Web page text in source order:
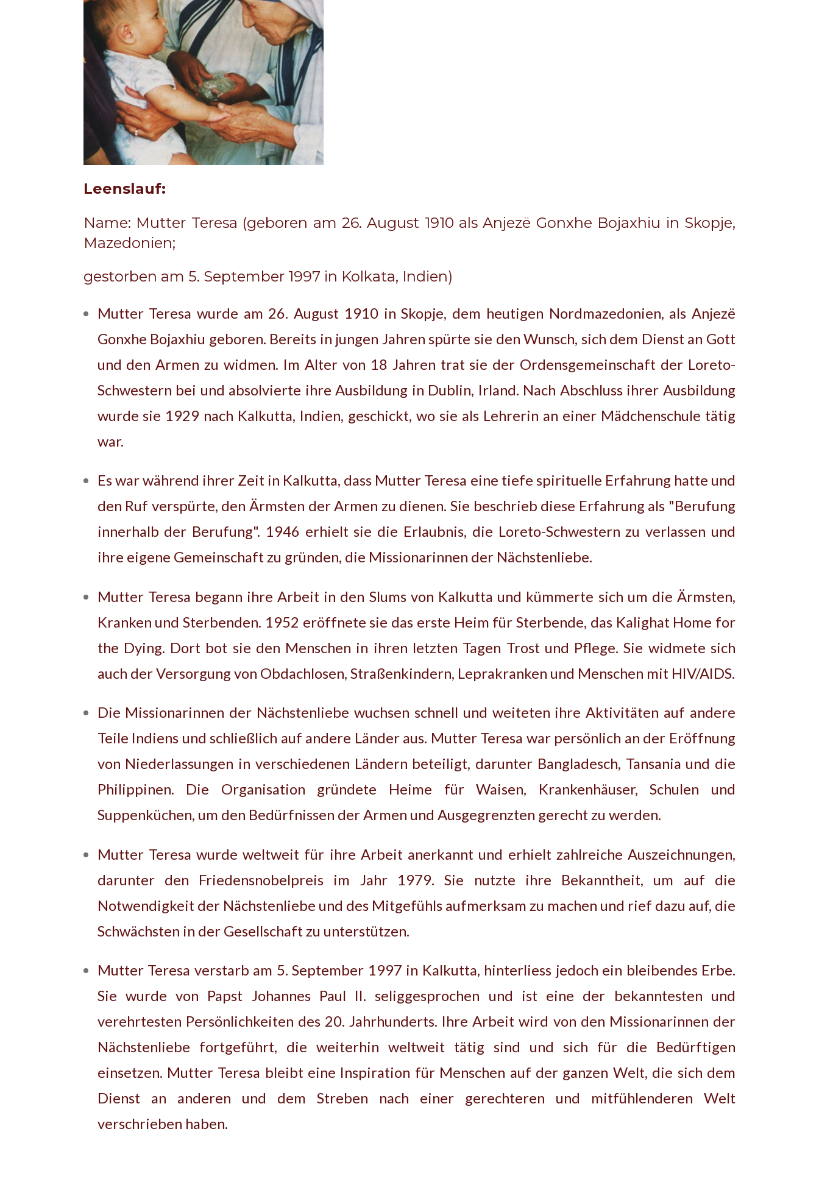
Leenslauf:
Name: Mutter Teresa (geboren am 26. August 1910 als Anjezë Gonxhe Bojaxhiu in Skopje,
Mazedonien;
gestorben am 5. September 1997 in Kolkata, Indien)
Mutter Teresa wurde am 26. August 1910 in Skopje, dem heutigen Nordmazedonien, als Anjezë
Gonxhe Bojaxhiu geboren. Bereits in jungen Jahren spürte sie den Wunsch, sich dem Dienst an Gott
und den Armen zu widmen. Im Alter von 18 Jahren trat sie der Ordensgemeinschaft der Loreto-
Schwestern bei und absolvierte ihre Ausbildung in Dublin, Irland. Nach Abschluss ihrer Ausbildung
wurde sie 1929 nach Kalkutta, Indien, geschickt, wo sie als Lehrerin an einer Mädchenschule tätig
war.
Es war während ihrer Zeit in Kalkutta, dass Mutter Teresa eine tiefe spirituelle Erfahrung hatte und
den Ruf verspürte, den Ärmsten der Armen zu dienen. Sie beschrieb diese Erfahrung als "Berufung
innerhalb der Berufung". 1946 erhielt sie die Erlaubnis, die Loreto-Schwestern zu verlassen und
ihre eigene Gemeinschaft zu gründen, die Missionarinnen der Nächstenliebe.
Mutter Teresa begann ihre Arbeit in den Slums von Kalkutta und kümmerte sich um die Ärmsten,
Kranken und Sterbenden. 1952 eröffnete sie das erste Heim für Sterbende, das Kalighat Home for
the Dying. Dort bot sie den Menschen in ihren letzten Tagen Trost und Pflege. Sie widmete sich
auch der Versorgung von Obdachlosen, Straßenkindern, Leprakranken und Menschen mit HIV/AIDS.
Die Missionarinnen der Nächstenliebe wuchsen schnell und weiteten ihre Aktivitäten auf andere
Teile Indiens und schließlich auf andere Länder aus. Mutter Teresa war persönlich an der Eröffnung
von Niederlassungen in verschiedenen Ländern beteiligt, darunter Bangladesch, Tansania und die
Philippinen. Die Organisation gründete Heime für Waisen, Krankenhäuser, Schulen und
Suppenküchen, um den Bedürfnissen der Armen und Ausgegrenzten gerecht zu werden.
Mutter Teresa wurde weltweit für ihre Arbeit anerkannt und erhielt zahlreiche Auszeichnungen,
darunter den Friedensnobelpreis im Jahr 1979. Sie nutzte ihre Bekanntheit, um auf die
Notwendigkeit der Nächstenliebe und des Mitgefühls aufmerksam zu machen und rief dazu auf, die
Schwächsten in der Gesellschaft zu unterstützen.
Mutter Teresa verstarb am 5. September 1997 in Kalkutta, hinterliess jedoch ein bleibendes Erbe.
Sie wurde von Papst Johannes Paul II. seliggesprochen und ist eine der bekanntesten und
verehrtesten Persönlichkeiten des 20. Jahrhunderts. Ihre Arbeit wird von den Missionarinnen der
Nächstenliebe fortgeführt, die weiterhin weltweit tätig sind und sich für die Bedürftigen
einsetzen. Mutter Teresa bleibt eine Inspiration für Menschen auf der ganzen Welt, die sich dem
Dienst an anderen und dem Streben nach einer gerechteren und mitfühlenderen Welt
verschrieben haben.